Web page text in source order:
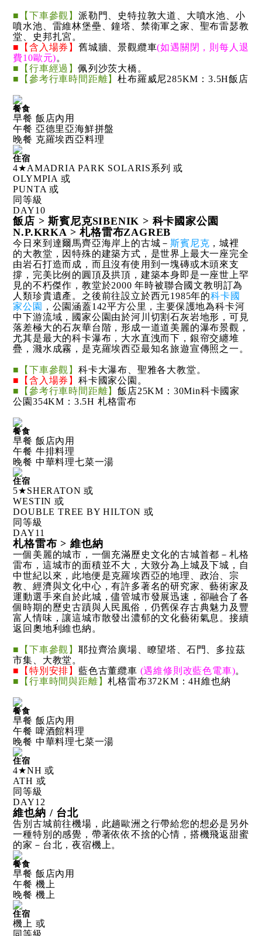
■【下車參觀】派勒門、史特拉敦大道、大噴水池、小
噴水池、雷維林堡壘、鐘塔、禁衛軍之家、聖布雷瑟教
堂、史邦扎宮。
■【含入場券】舊城牆、景觀纜車(如遇關閉，則每人退
費10歐元)。
■【行車經過】佩列沙茨大橋。
■【參考行車時間距離】杜布羅威尼285KM：3.5H飯店
餐食
早餐 飯店內用
午餐 亞德里亞海鮮拼盤
晚餐 克羅埃西亞料理
住宿
4★AMADRIA PARK SOLARIS系列 或
OLYMPIA 或
PUNTA 或
同等級
DAY10
飯店 > 斯賓尼克SIBENIK > 科卡國家公園
N.P.KRKA > 札格雷布ZAGREB
今日來到達爾馬齊亞海岸上的古城－斯賓尼克 ，城裡
的大教堂，因特殊的建築方式，是世界上最大一座完全
由岩石打造而成，而且沒有使用到一塊磚或木頭來支
撐，完美比例的圓頂及拱頂，建築本身即是一座世上罕
見的不朽傑作，教堂於2000 年時被聯合國文教明訂為
人類珍貴遺產。之後前往設立於西元1985年的科卡國
家公園
，公園涵蓋142平方公里，主要保護地為科卡河
中下游流域，國家公園由於河川切割石灰岩地形，可見
落差極大的石灰華台階，形成一道道美麗的瀑布景觀，
尤其是最大的科卡瀑布，大水直洩而下，銀帘交纏堆
疊，濺水成霧，是克羅埃西亞最知名旅遊宣傳照之一。
■【下車參觀】科卡大瀑布、聖雅各大教堂。
■【含入場券】科卡國家公園。
■【參考行車時間距離】飯店25KM：30Min科卡國家
公園354KM：3.5H 札格雷布
餐食
早餐 飯店內用
午餐 牛排料理
晚餐 中華料理七菜一湯
住宿
5★SHERATON 或
WESTIN 或
DOUBLE TREE BY HILTON 或
同等級
DAY11
札格雷布 > 維也納
一個美麗的城市，一個充滿歷史文化的古城首都－札格
雷布，這城市的面積並不大，大致分為上城及下城，自
中世紀以來，此地便是克羅埃西亞的地理、政治、宗
教、經濟與文化中心，有許多著名的研究家、藝術家及
運動選手來自於此城，儘管城市發展迅速，卻融合了各
個時期的歷史古蹟與人民風俗，仍舊保存古典魅力及豐
富人情味，讓這城市散發出濃郁的文化藝術氣息。接續
返回奧地利維也納。
■【下車參觀】耶拉齊洽廣場、瞭望塔、石門、多拉茲
市集、大教堂。
■【特別安排】藍色古董纜車 (遇維修則改藍色電車)。
■【行車時間與距離】札格雷布372KM：4H維也納
餐食
早餐 飯店內用
午餐 啤酒館料理
晚餐 中華料理七菜一湯
住宿
4★NH 或
ATH 或
同等級
DAY12
維也納 / 台北
告別古城前往機場，此趟歐洲之行帶給您的想必是另外
一種特別的感覺，帶著依依不捨的心情，搭機飛返甜蜜
的家－台北，夜宿機上。
餐食
早餐 飯店內用
午餐 機上
晚餐 機上
住宿
機上 或
同等級